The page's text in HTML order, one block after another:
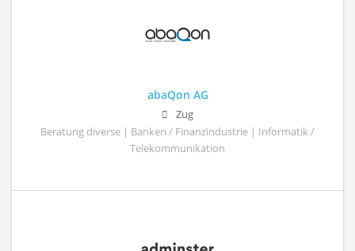
abaQon AG
Zug
Beratung diverse | Banken / Finanzindustrie | Informatik /
Telekommunikation